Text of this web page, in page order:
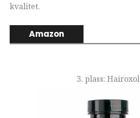
kvalitet.
Amazon
3. plass: Hairoxol